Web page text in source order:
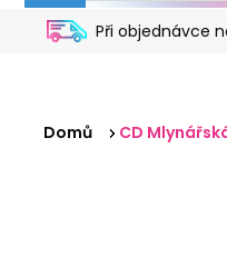
Při objednávce
Domů CD